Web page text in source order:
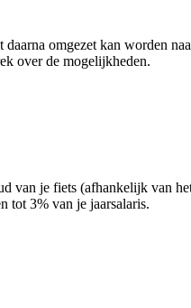
omgezet kan worden
over de mogelijkheden.
van je fiets (afhankelijk van
tot 3% van je jaarsalaris.